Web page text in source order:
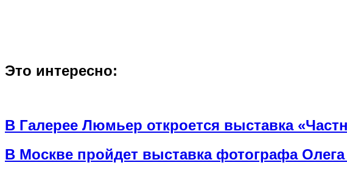
Это интересно:
В Галерее Люмьер откроется выставка
В Москве пройдет выставка фотографа